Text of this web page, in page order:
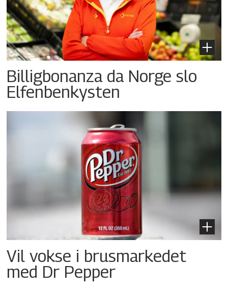
Billigbonanza da Norge slo
Elfenbenkysten
Vil vokse i brusmarkedet
med Dr Pepper